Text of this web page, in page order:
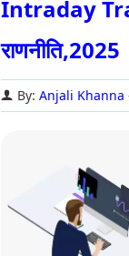
Intraday
राणनीति,2025
By:Anjali Khanna